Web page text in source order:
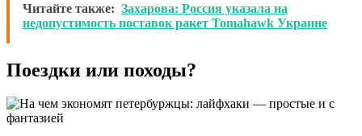
Читайте также: Захарова: Россия указала на
недопустимость поставок ракет Tomahawk Украине
Поездки или походы?